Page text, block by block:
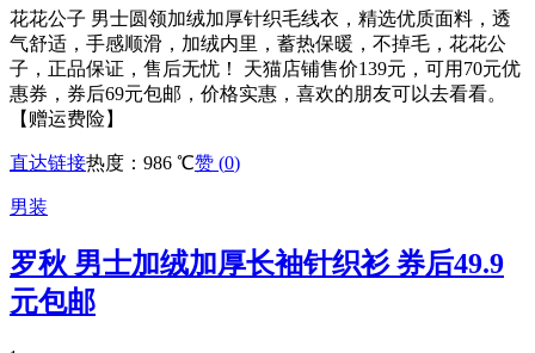
花花公子 男士圆领加绒加厚针织毛线衣，精选优质面料，透
气舒适，手感顺滑，加绒内里，蓄热保暖，不掉毛，花花公
子，正品保证，售后无忧！ 天猫店铺售价139元，可用70元优
惠券，券后69元包邮，价格实惠，喜欢的朋友可以去看看。
【赠运费险】
直达链接热度：986 ℃赞 (0)
男装
罗秋 男士加绒加厚长袖针织衫 券后49.9
元包邮